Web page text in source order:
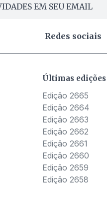
EM SEU EMAIL
Redes sociais
Últimas edições
Edição 2665
Edição 2664
Edição 2663
Edição 2662
Edição 2661
Edição 2660
Edição 2659
Edição 2658